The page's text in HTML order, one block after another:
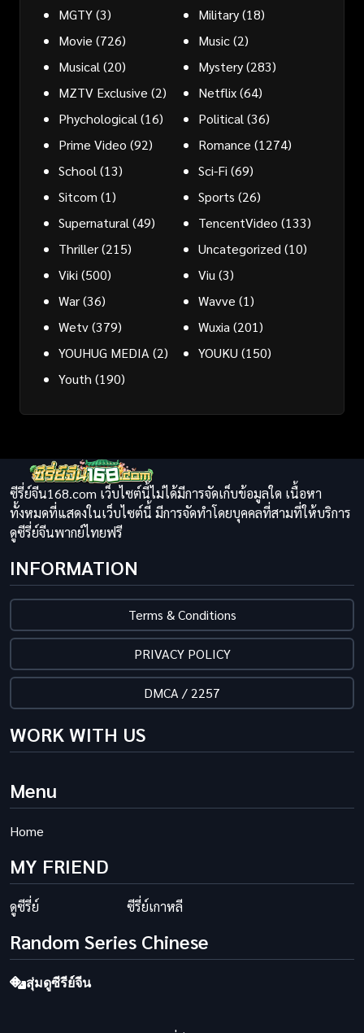
MGTY(3) Military(18)
Movie (726) Music(2)
Musical (20) Mystery(283)
MZTV Exclusive (2) Netflix(64)
Phychological (16) Political (36)
Prime Video (92) Romance (1274)
School (13) Sci-Fi (69)
Sitcom (1) Sports (26)
Supernatural (49) TencentVideo (133)
Thriller(215) Uncategorized (10)
Viki (500) Viu (3)
War(36) Wavve (1)
Wetv(379) Wuxia (201)
YOUHUG MEDIA (2) YOUKU (150)
Youth (190)
ซีรี่ย์จีน168.com เว็บไซต์นี้ไม่ได้มีการจัดเก็บข้อมูลใด เนื้อหา
ทั้งหมดที่แสดงในเว็บไซต์นี้ มีการจัดทำโดยบุคคลที่สามที่ให้บริการ
ดูซีรี่ย์จีนพากย์ไทยฟรี
INFORMATION
Terms & Conditions
PRIVACY POLICY
DMCA / 2257
WORK WITH US
Menu
Home
MY FRIEND
ดูซีรี่ย์ ซีรี่ย์เกาหลี
Random Series Chinese
สุ่มดูซีรีย์จีน